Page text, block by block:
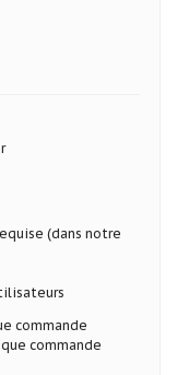
(dans notre
commande
commande